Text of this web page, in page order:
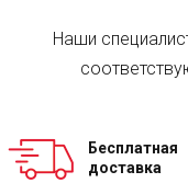
Наши
Бесплатная
доставка